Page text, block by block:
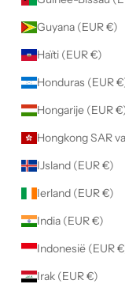
Guyana (EUR €)
Haïti (EUR €)
Honduras (EUR
Hongarije (EUR
Hongkong SAR
IJsland (EUR €)
Ierland (EUR €)
India (EUR €)
Indonesië (EUR
Irak (EUR €)